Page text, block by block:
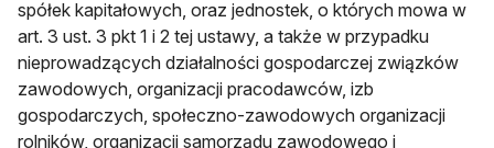
spółek kapitałowych, oraz jednostek, o których mowa w
art. 3 ust. 3 pkt 1 i 2 tej ustawy, a także w przypadku
nieprowadzących działalności gospodarczej związków
zawodowych, organizacji pracodawców, izb
gospodarczych, społeczno-zawodowych organizacji
rolników, organizacji samorządu zawodowego i